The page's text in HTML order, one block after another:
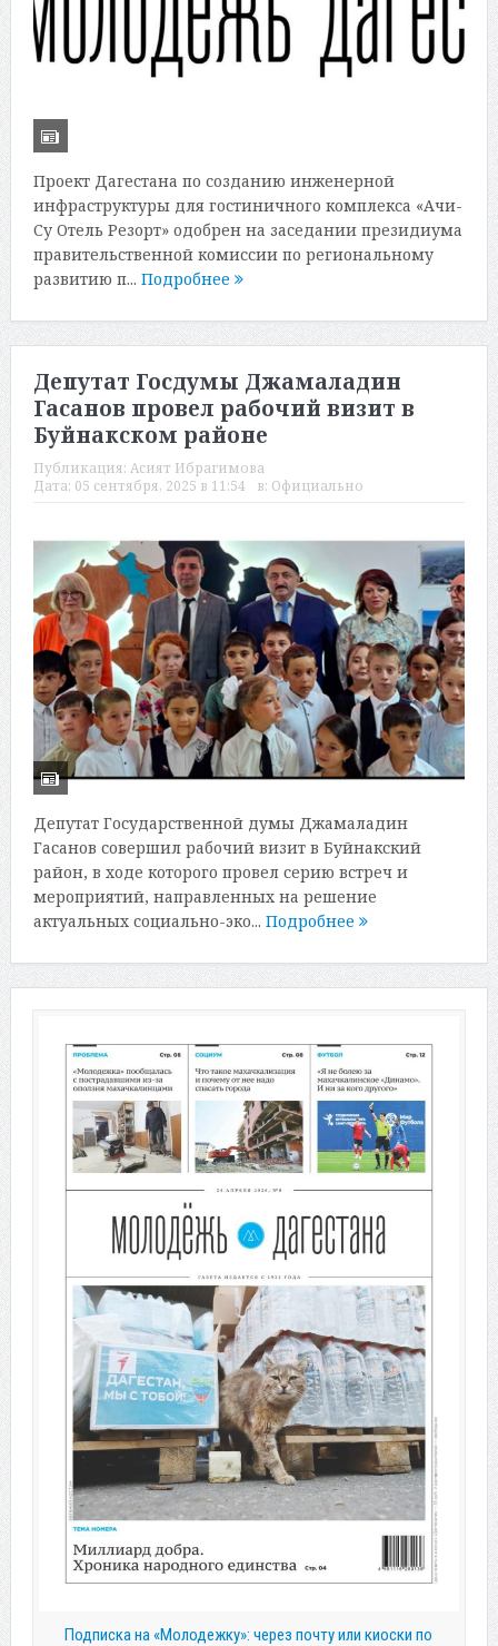
Проект Дагестана по созданию инженерной
инфраструктуры для гостиничного комплекса «Ачи-
Су Отель Резорт» одобрен на заседании президиума
правительственной комиссии по региональному
развитию п... Подробнее
Депутат Госдумы Джамаладин
Гасанов провел рабочий визит в
Буйнакском районе
Публикация: Асият Ибрагимова
Дата: 05 сентября, 2025 в 11:54 в: Официально
Депутат Государственной думы Джамаладин
Гасанов совершил рабочий визит в Буйнакский
район, в ходе которого провел серию встреч и
мероприятий, направленных на решение
актуальных социально-эко... Подробнее
Подписка на «Молодежку»: через почту или киоски по